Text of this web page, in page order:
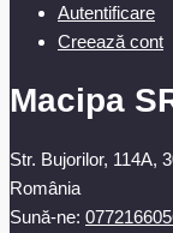
Autentificare
Creează cont
Macipa
Str. Bujorilor, 114A,
România
Sună-ne: